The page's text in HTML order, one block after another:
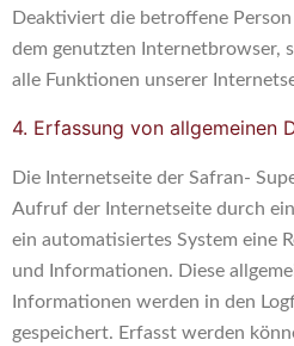
Deaktiviert die betroffene
dem genutzten Internetbrowser,
alle Funktionen unserer
4. Erfassung von allgemeinen
Die Internetseite der Safran-
Aufruf der Internetseite durch
ein automatisiertes System eine
und Informationen. Diese
Informationen werden in den
gespeichert. Erfasst werden